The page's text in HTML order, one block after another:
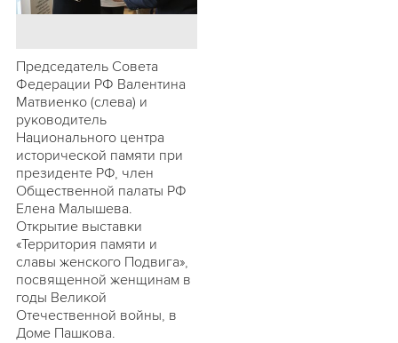
Председатель Совета
Федерации РФ Валентина
Матвиенко (слева) и
руководитель
Национального центра
исторической памяти при
президенте РФ, член
Общественной палаты РФ
Елена Малышева.
Открытие выставки
«Территория памяти и
славы женского Подвига»,
посвященной женщинам в
годы Великой
Отечественной войны, в
Доме Пашкова.